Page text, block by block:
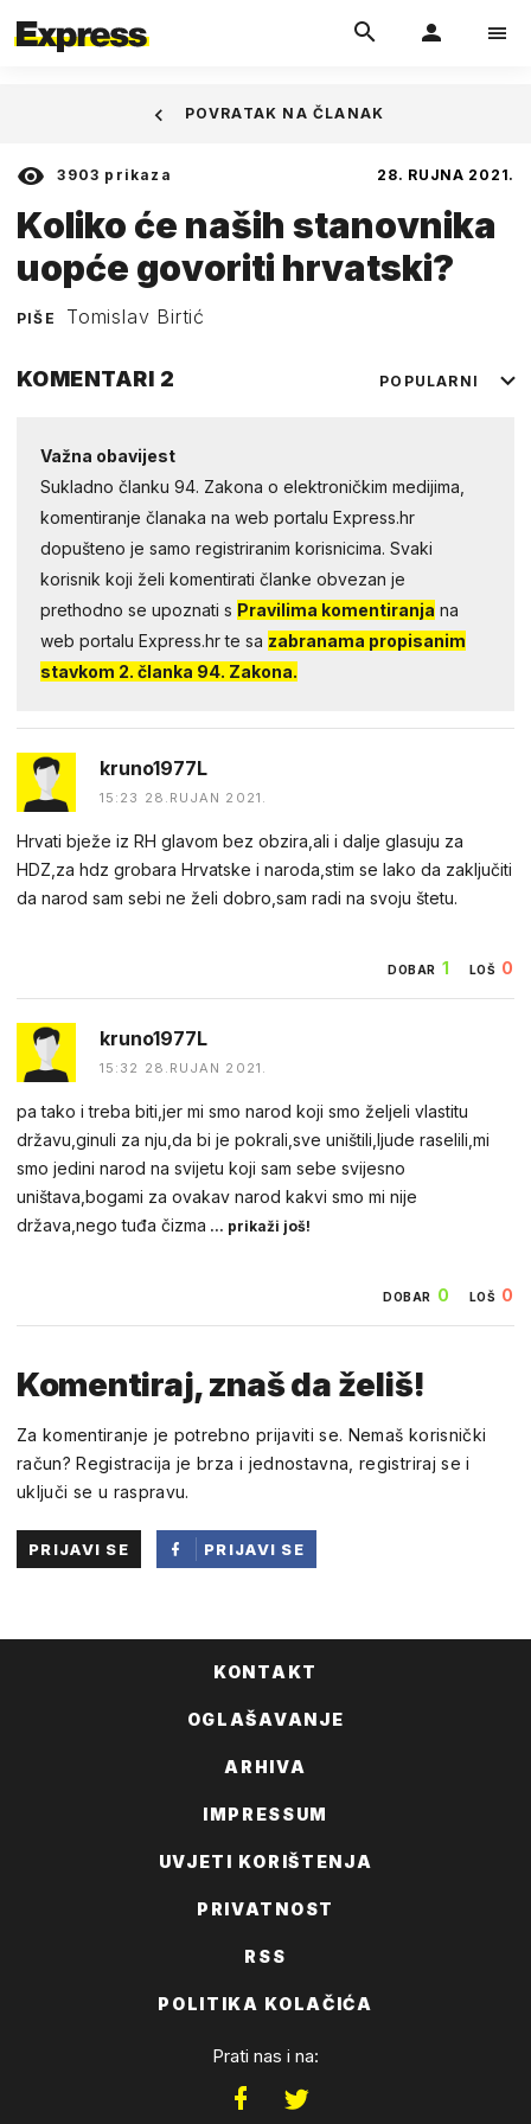
3903 prikaza 28. RUJNA 2021.
Koliko će naših stanovnika
uopće govoriti hrvatski?
PIŠE Tomislav Birtić
POVRATAK NA ČLANAK
KOMENTARI 2 POPULARNI
Važna obavijest
Sukladno članku 94. Zakona o elektroničkim medijima,
komentiranje članaka na web portalu Express.hr
dopušteno je samo registriranim korisnicima. Svaki
korisnik koji želi komentirati članke obvezan je
prethodno se upoznati s Pravilima komentiranja na
web portalu Express.hr te sa zabranama propisanim
stavkom 2. članka 94. Zakona.
kruno1977L
15:23 28.RUJAN 2021.
Hrvati bježe iz RH glavom bez obzira,ali i dalje glasuju za
HDZ,za hdz grobara Hrvatske i naroda,stim se lako da zaključiti
da narod sam sebi ne želi dobro,sam radi na svoju štetu.
DOBAR 1 LOŠ 0
kruno1977L
15:32 28.RUJAN 2021.
pa tako i treba biti,jer mi smo narod koji smo željeli vlastitu
državu,ginuli za nju,da bi je pokrali,sve uništili,ljude raselili,mi
smo jedini narod na svijetu koji sam sebe svijesno
uništava,bogami za ovakav narod kakvi smo mi nije
država,nego tuđa čizma ... prikaži još!
DOBAR 0 LOŠ 0
Komentiraj, znaš da želiš!
Za komentiranje je potrebno prijaviti se. Nemaš korisnički
račun? Registracija je brza i jednostavna, registriraj se i
uključi se u raspravu.
PRIJAVI SE
PRIJAVI SE
KONTAKT
OGLAŠAVANJE
ARHIVA
IMPRESSUM
UVJETI KORIŠTENJA
PRIVATNOST
RSS
POLITIKA KOLAČIĆA
Prati nas i na: